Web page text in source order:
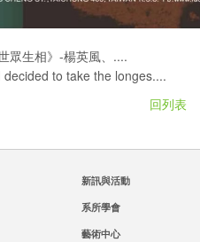
眾生相》-楊英風、....
to take the longes....
回列表
新訊與活動
系所學會
藝術中心